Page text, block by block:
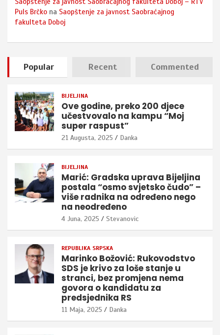
Puls Brčko na Saopštenje za javnost Saobraćajnog
fakulteta Doboj
Popular Recent Commented
BIJELJINA
Ove godine, preko 200 djece
učestvovalo na kampu “Moj
super raspust”
21 Augusta, 2025 Danka
BIJELJINA
Marić: Gradska uprava Bijeljina
postala “osmo svjetsko čudo” –
više radnika na određeno nego
na neodređeno
4 Juna, 2025 Stevanovic
REPUBLIKA SRPSKA
Marinko Božović: Rukovodstvo
SDS je krivo za loše stanje u
stranci, bez promjena nema
govora o kandidatu za
predsjednika RS
11 Maja, 2025 Danka